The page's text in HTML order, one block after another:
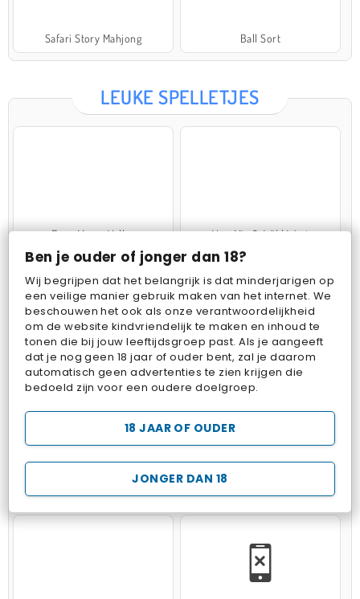
Ben je ouder of jonger dan 18?
Wij begrijpen dat het belangrijk is dat minderjarigen op
een veilige manier gebruik maken van het internet. We
beschouwen het ook als onze verantwoordelijkheid
om de website kindvriendelijk te maken en inhoud te
tonen die bij jouw leeftijdsgroep past. Als je aangeeft
dat je nog geen 18 jaar of ouder bent, zal je daarom
automatisch geen advertenties te zien krijgen die
bedoeld zijn voor een oudere doelgroep.
JONGER DAN 18
18 JAAR OF OUDER
Safari Story Mahjong Ball Sort
LEUKE SPELLETJES
Farm Merge Valley VegaMix 2: Wild West
Pop Fruit Bubbits
Hospital Surgeon Doctor Game Potion Sort